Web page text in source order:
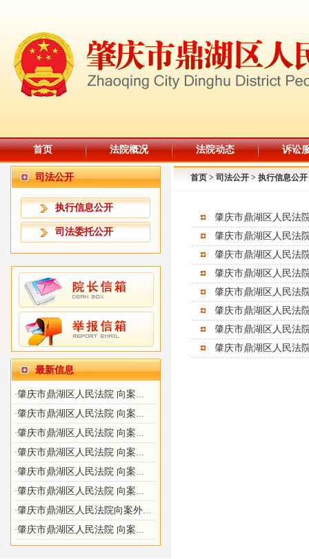
首页 法院概况 法院动态 诉讼
司法公开
执行信息公开
司法委托公开
最新信息
·肇庆市鼎湖区人民法院 向案外人发放案款的公告（2026）粤1203执8号、（2026）粤1203执190号
·肇庆市鼎湖区人民法院 向案外人发放案款的公告（2026）执3号
·肇庆市鼎湖区人民法院 向案外人发放案款的公告
·肇庆市鼎湖区人民法院 向案外人发放案款的公告
·肇庆市鼎湖区人民法院 向案外人发放案款的公告
·肇庆市鼎湖区人民法院 向案外人发放案款的公告
·肇庆市鼎湖区人民法院向案外人发放案款的公告
·肇庆市鼎湖区人民法院 向案外人发放案款的公告
首页 > 司法公开 > 执行信息公开
肇庆市鼎湖区人民法
肇庆市鼎湖区人民法
肇庆市鼎湖区人民法
肇庆市鼎湖区人民法
肇庆市鼎湖区人民法
肇庆市鼎湖区人民法
肇庆市鼎湖区人民法